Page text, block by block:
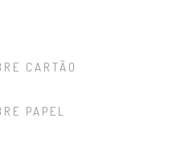
CARTÃO
PAPEL